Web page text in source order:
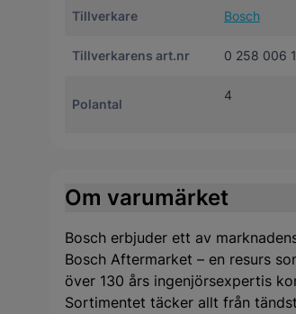
Tillverkare Bosch
Tillverkarens art.nr 0 258 006
Polantal
4
Om varumärket
Bosch erbjuder ett av
Bosch Aftermarket – en resurs
över 130 års ingenjörsexpertis
Sortimentet täcker allt från